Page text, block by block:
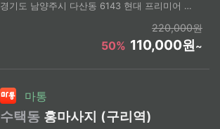
경기도 남양주시 다산동 6143 현대 프리미어 캠퍼스 C동
220,000원
50% 110,000원~
마통
수택동 홍마사지 (구리역)